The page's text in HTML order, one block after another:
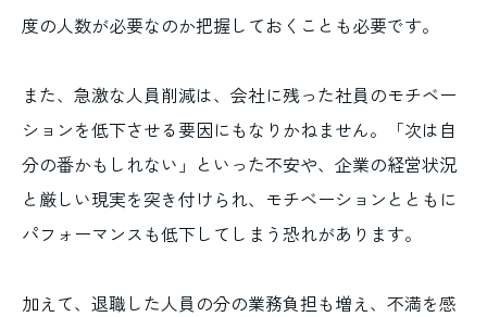
度の人数が必要なのか把握しておくことも必要です。
また、急激な人員削減は、会社に残った社員のモチベー
ションを低下させる要因にもなりかねません。「次は自
分の番かもしれない」といった不安や、企業の経営状況
と厳しい現実を突き付けられ、モチベーションとともに
パフォーマンスも低下してしまう恐れがあります。
加えて、退職した人員の分の業務負担も増え、不満を感